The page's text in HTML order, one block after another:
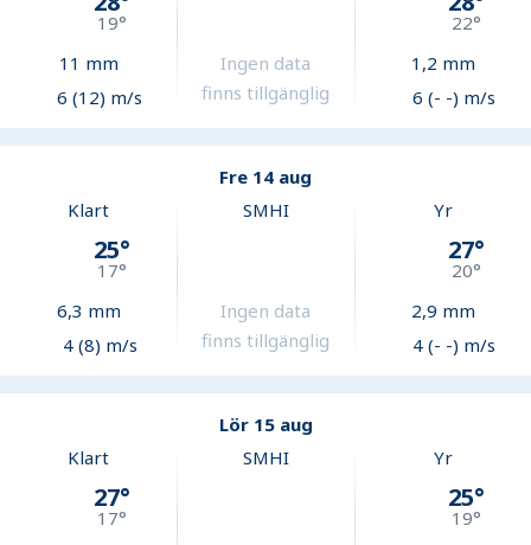
19°
11 mm
6 (12) m/s
Ingen data
finns tillgänglig
22°
1,2 mm
6 (- -) m/s
Fre 14 aug
Klart
25°
17°
6,3 mm
4 (8) m/s
SMHI
Ingen data
finns tillgänglig
Yr
27°
20°
2,9 mm
4 (- -) m/s
Lör 15 aug
Klart
27°
17°
SMHI Yr
25°
19°